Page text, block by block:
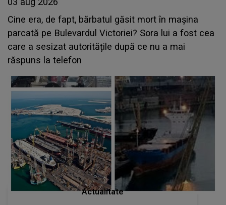
Cine era, de fapt, bărbatul găsit mort în mașina
parcată pe Bulevardul Victoriei? Sora lui a fost cea
care a sesizat autoritățile după ce nu a mai
răspuns la telefon
Actualitate